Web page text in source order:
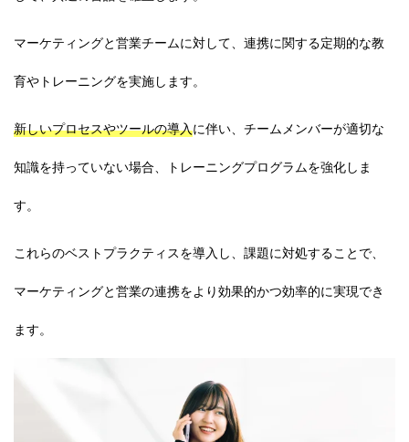
マーケティングと営業チームに対して、連携に関する定期的な教
育やトレーニングを実施します。
新しいプロセスやツールの導入に伴い、チームメンバーが適切な
知識を持っていない場合、トレーニングプログラムを強化しま
す。
これらのベストプラクティスを導入し、課題に対処することで、
マーケティングと営業の連携をより効果的かつ効率的に実現でき
ます。